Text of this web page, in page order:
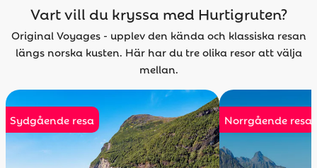
Vart vill du kryssa med Hurtigruten?
Original Voyages - upplev den kända och klassiska resan
längs norska kusten. Här har du tre olika resor att välja
mellan.
Sydgående resa Norrgående resa